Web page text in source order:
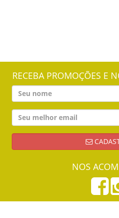
RECEBA PROMOÇÕES E
NOS